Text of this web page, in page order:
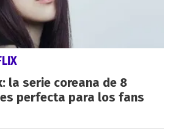
la serie coreana de 8
perfecta para los fans